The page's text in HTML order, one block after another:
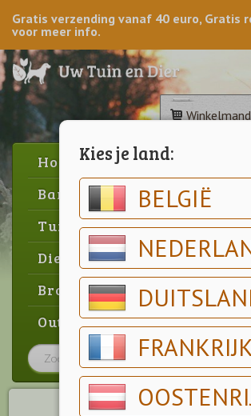
Kies je land:
BELGIË
Gratis verzending vanaf 40 euro, Gratis
voor meer info.
Home
Barbecue
Tuin
Dier
Brood & gebak
Outlet